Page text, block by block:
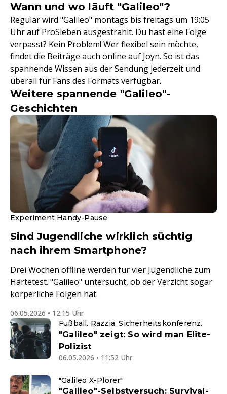
Wann und wo läuft "Galileo"?
Regulär wird "Galileo" montags bis freitags um 19:05
Uhr auf ProSieben ausgestrahlt. Du hast eine Folge
verpasst? Kein Problem! Wer flexibel sein möchte,
findet die Beiträge auch online auf Joyn. So ist das
spannende Wissen aus der Sendung jederzeit und
überall für Fans des Formats verfügbar.
Weitere spannende "Galileo"-
Geschichten
Experiment Handy-Pause
Sind Jugendliche wirklich süchtig
nach ihrem Smartphone?
Drei Wochen offline werden für vier Jugendliche zum
Härtetest. "Galileo" untersucht, ob der Verzicht sogar
körperliche Folgen hat.
06.05.2026 • 12:15 Uhr
Fußball. Razzia. Sicherheitskonferenz.
"Galileo" zeigt: So wird man Elite-
Polizist
06.05.2026 • 11:52 Uhr
"Galileo X-Plorer"
"Galileo"-Selbstversuch: Survival-